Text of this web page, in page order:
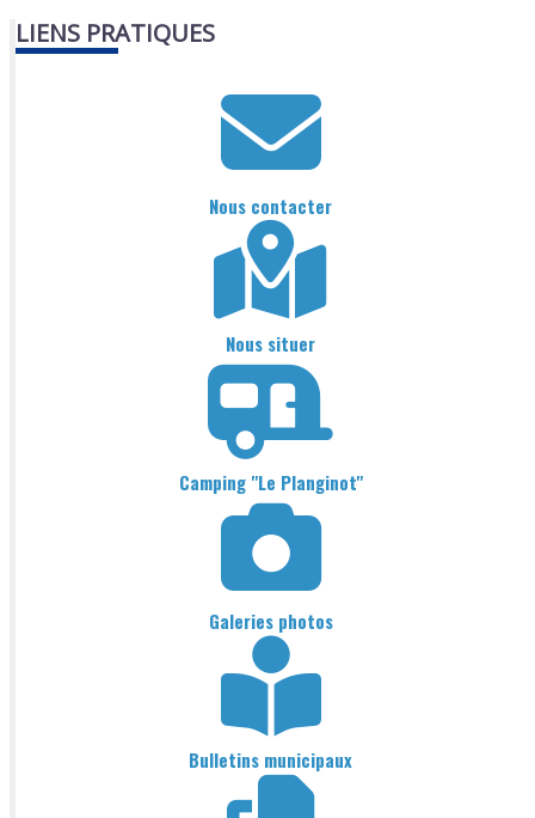
LIENS PRATIQUES
Nous contacter
Nous situer
Camping "Le Planginot"
Galeries photos
Bulletins municipaux